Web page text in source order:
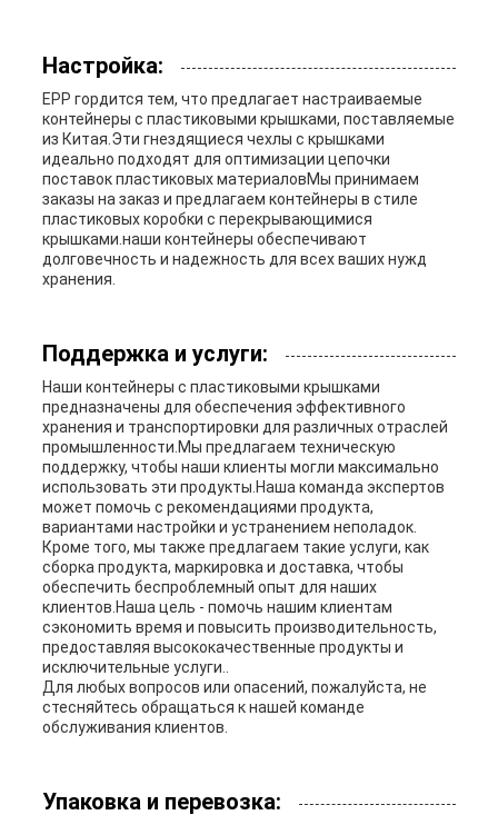
Настройка:
EPP гордится тем, что предлагает настраиваемые
контейнеры с пластиковыми крышками, поставляемые
из Китая.Эти гнездящиеся чехлы с крышками
идеально подходят для оптимизации цепочки
поставок пластиковых материаловМы принимаем
заказы на заказ и предлагаем контейнеры в стиле
пластиковых коробки с перекрывающимися
крышками.наши контейнеры обеспечивают
долговечность и надежность для всех ваших нужд
хранения.
Поддержка и услуги:
Наши контейнеры с пластиковыми крышками
предназначены для обеспечения эффективного
хранения и транспортировки для различных отраслей
промышленности.Мы предлагаем техническую
поддержку, чтобы наши клиенты могли максимально
использовать эти продукты.Наша команда экспертов
может помочь с рекомендациями продукта,
вариантами настройки и устранением неполадок.
Кроме того, мы также предлагаем такие услуги, как
сборка продукта, маркировка и доставка, чтобы
обеспечить беспроблемный опыт для наших
клиентов.Наша цель - помочь нашим клиентам
сэкономить время и повысить производительность,
предоставляя высококачественные продукты и
исключительные услуги..
Для любых вопросов или опасений, пожалуйста, не
стесняйтесь обращаться к нашей команде
обслуживания клиентов.
Упаковка и перевозка: